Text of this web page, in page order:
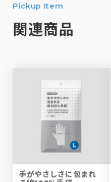
Pickup Item
関連商品
手がやさしさに包まれ